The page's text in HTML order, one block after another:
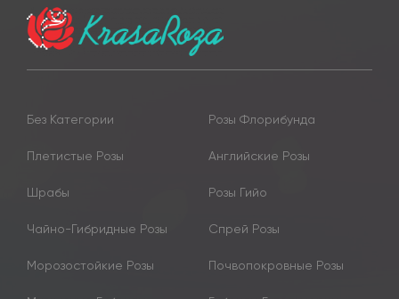
Без Категории Розы Флорибунда
Плетистые Розы Английские Розы
Шрабы Розы Гийо
Чайно-Гибридные Розы Спрей Розы
Морозостойкие Розы Почвопокровные Розы